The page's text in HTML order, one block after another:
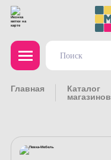
Главная
Каталог
магазинов